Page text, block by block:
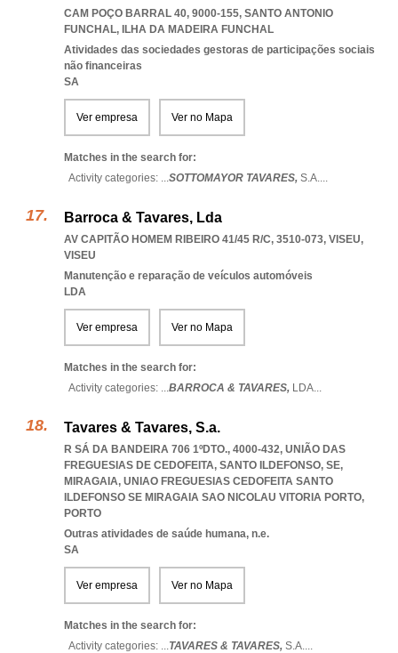
CAM POÇO BARRAL 40, 9000-155, SANTO ANTONIO
FUNCHAL, ILHA DA MADEIRA FUNCHAL
Atividades das sociedades gestoras de participações sociais
não financeiras
SA
Ver empresa Ver no Mapa
Matches in the search for:
Activity categories: ...SOTTOMAYOR TAVARES, S.A....
Barroca & Tavares, Lda
AV CAPITÃO HOMEM RIBEIRO 41/45 R/C, 3510-073, VISEU,
VISEU
Manutenção e reparação de veículos automóveis
LDA
Ver empresa Ver no Mapa
Matches in the search for:
Activity categories: ...BARROCA & TAVARES, LDA...
Tavares & Tavares, S.a.
R SÁ DA BANDEIRA 706 1ºDTO., 4000-432, UNIÃO DAS
FREGUESIAS DE CEDOFEITA, SANTO ILDEFONSO, SE,
MIRAGAIA, UNIAO FREGUESIAS CEDOFEITA SANTO
ILDEFONSO SE MIRAGAIA SAO NICOLAU VITORIA PORTO,
PORTO
Outras atividades de saúde humana, n.e.
SA
Ver empresa Ver no Mapa
Matches in the search for:
Activity categories: ...TAVARES & TAVARES, S.A....